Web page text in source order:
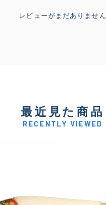
レビューがまだありません
最近見た商品
RECENTLY VIEWED